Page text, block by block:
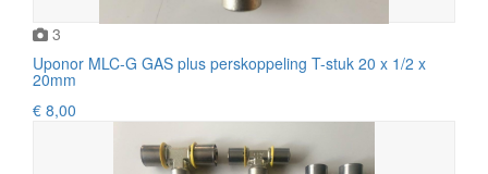
3
Uponor MLC-G GAS plus perskoppeling T-stuk 20 x 1/2 x
20mm
€ 8,00